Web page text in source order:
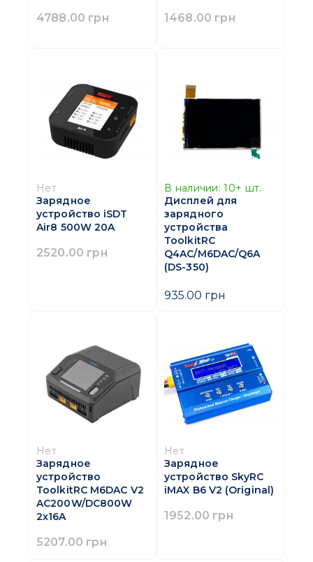
4788.00 грн 1468.00 грн
Нет
Зарядное
устройство iSDT
Air8 500W 20A
2520.00 грн
В наличии: 10+ шт.
Дисплей для
зарядного
устройства
ToolkitRC
Q4AC/M6DAC/Q6A
(DS-350)
935.00 грн
Нет
Зарядное
устройство
ToolkitRC M6DAC V2
AC200W/DC800W
2x16A
5207.00 грн
Нет
Зарядное
устройство SkyRC
iMAX B6 V2 (Original)
1952.00 грн